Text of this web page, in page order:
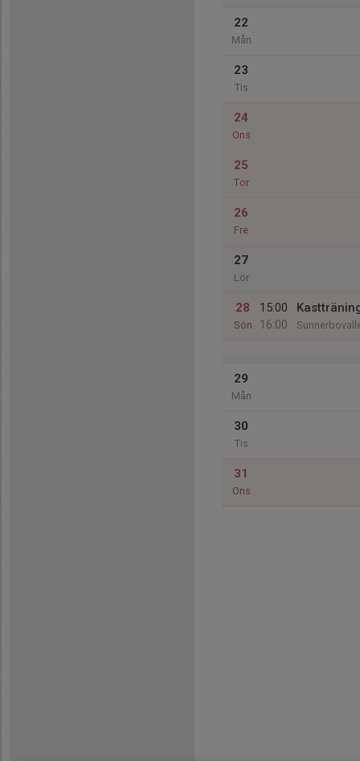
22
Mån
23
Tis
24
Ons
25
Tor
26
Fre
27
Lör
28
Sön
15:00
16:00
29
Mån
30
Tis
31
Ons